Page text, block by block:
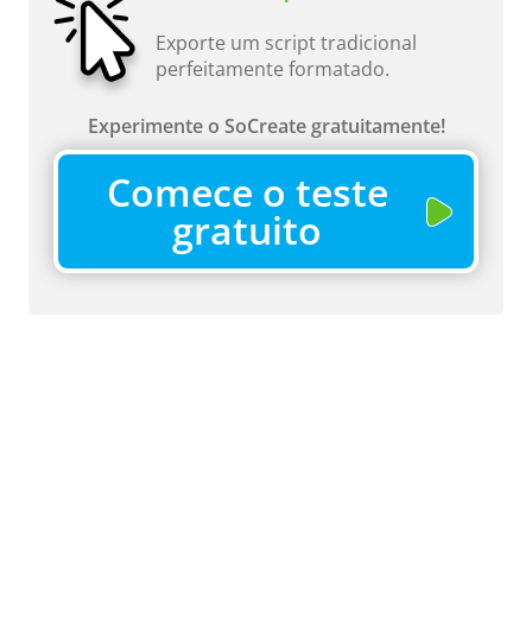
Exporte um script tradicional
perfeitamente formatado.
Experimente o SoCreate gratuitamente!
Comece o teste
gratuito